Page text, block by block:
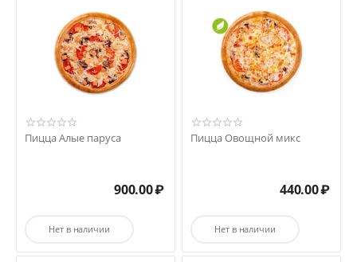
Пицца Алые паруса
900.00₽
Нет в наличии
Пицца Овощной микс
440.00₽
Нет в наличии